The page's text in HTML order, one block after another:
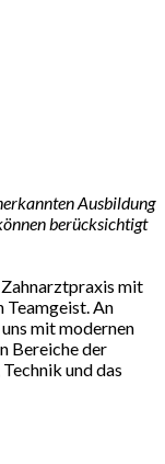
Ausbildung
berücksichtigt
mit
Teamgeist. An
mit modernen
Bereiche der
und das